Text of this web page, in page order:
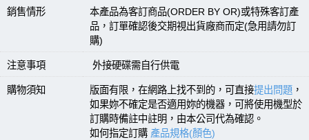
銷售情形
本產品為客訂商品(ORDER BY OR)或特殊客訂產
品，訂單確認後交期視出貨廠商而定(急用請勿訂
購)
注意事項 外接硬碟需自行供電
購物須知 版面有限，在網路上找不到的，可直接提出問題 ，
如果妳不確定是否適用妳的機器，可將使用機型於
訂購時備註中註明，由本公司代為確認。
如何指定訂購 產品規格(顏色)